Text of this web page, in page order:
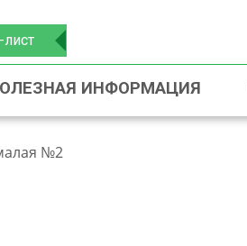
ИНФОРМАЦИЯ
№2